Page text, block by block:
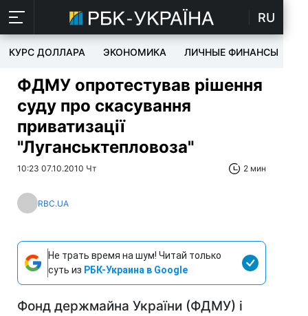
RU
КУРС ДОЛЛАРА ЭКОНОМИКА ЛИЧНЫЕ ФИНАНСЫ
ФДМУ опротестував рішення
суду про скасування
приватизації
"Луганськтепловоза"
10:23 07.10.2010 Чт 2 мин
RBC.UA
Не трать время на шум! Читай только
суть из РБК-Украина в Google
Фонд держмайна України (ФДМУ) і